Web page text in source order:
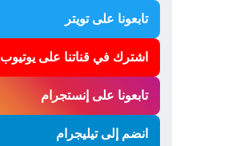
تابعونا على تويتر
اشترك في قناتنا على يوتيوب
تابعونا على إنستجرام
انضم إلى تيليجرام